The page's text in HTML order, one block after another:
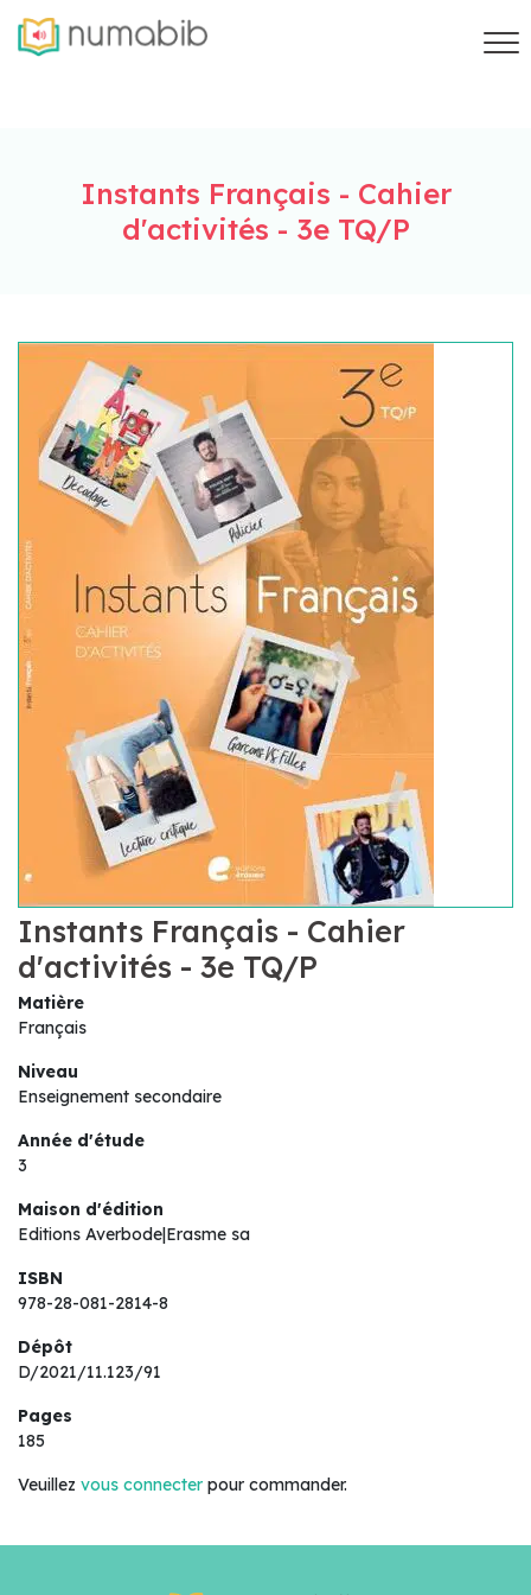
Instants Français - Cahier
d'activités - 3e TQ/P
Instants Français - Cahier
d'activités - 3e TQ/P
Matière
Français
Niveau
Enseignement secondaire
Année d'étude
3
Maison d'édition
Editions Averbode|Erasme sa
ISBN
978-28-081-2814-8
Dépôt
D/2021/11.123/91
Pages
185
Veuillez vous connecter pour commander.